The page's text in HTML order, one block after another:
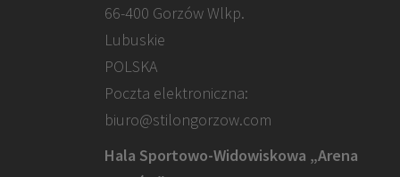
66-400 Gorzów Wlkp.
Lubuskie
POLSKA
Poczta elektroniczna:
biuro@stilongorzow.com
Hala Sportowo-Widowiskowa „Arena